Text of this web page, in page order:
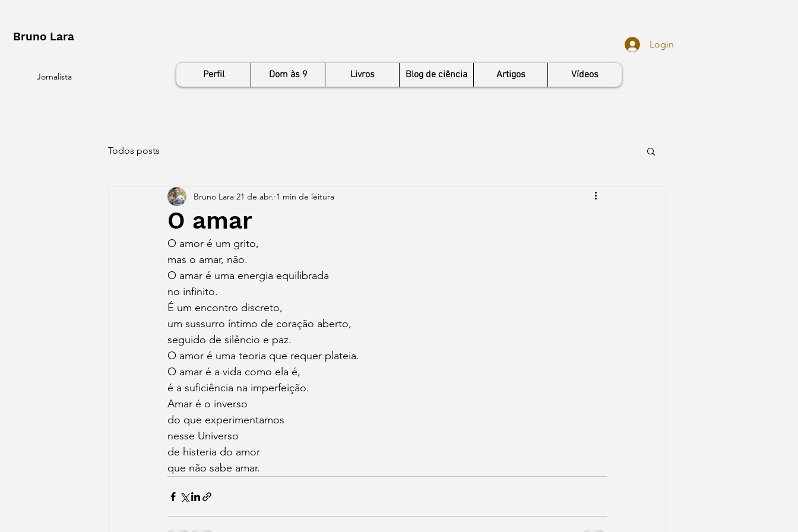
Bruno Lara
Jornalista
Login
Perfil Dom às 9 Livros Blog de ciência Artigos Vídeos
Todos posts
O amar
Bruno Lara 21 de abr. 1 min de leitura
O amor é um grito,
mas o amar, não.
O amar é uma energia equilibrada
no infinito.
É um encontro discreto,
um sussurro íntimo de coração aberto,
seguido de silêncio e paz.
O amor é uma teoria que requer plateia.
O amar é a vida como ela é,
é a suficiência na imperfeição.
Amar é o inverso
do que experimentamos
nesse Universo
de histeria do amor
que não sabe amar.